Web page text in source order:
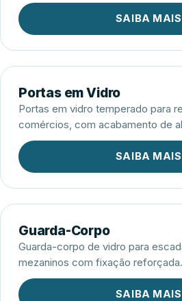
SAIBA MAIS
Portas em Vidro
Portas em vidro temperado para
comércios, com acabamento de
SAIBA MAIS
Guarda-Corpo
Guarda-corpo de vidro para
mezaninos com fixação reforçada.
SAIBA MAIS